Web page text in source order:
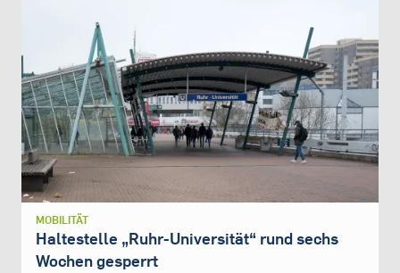
MOBILITÄT
Haltestelle „Ruhr-Universität“ rund sechs
Wochen gesperrt